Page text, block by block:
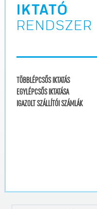
IKTATÓ
RENDSZER
TÖBBLÉPCSŐS IKTATÁS
EGYLÉPCSŐS IKTATÁSA
IGAZOLT SZÁLLÍTÓI SZÁMLÁK